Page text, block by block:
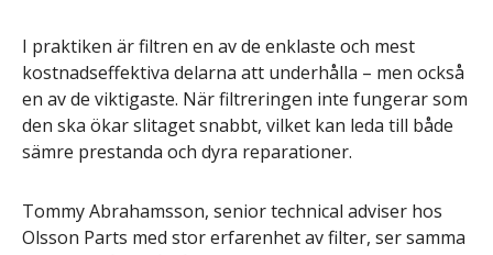
I praktiken är filtren en av de enklaste och mest
kostnadseffektiva delarna att underhålla – men också
en av de viktigaste. När filtreringen inte fungerar som
den ska ökar slitaget snabbt, vilket kan leda till både
sämre prestanda och dyra reparationer.
Tommy Abrahamsson, senior technical adviser hos
Olsson Parts med stor erfarenhet av filter, ser samma